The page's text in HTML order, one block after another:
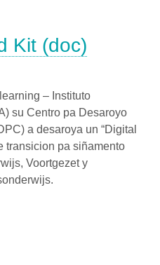
Kit (doc)
– Instituto
su Centro pa Desaroyo
a desaroya un “Digital
transicion pa siñamento
Voortgezet y